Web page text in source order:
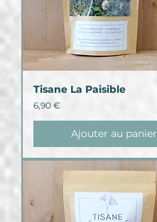
Tisane La Paisible
Prix
6,90 €
Ajouter au panier